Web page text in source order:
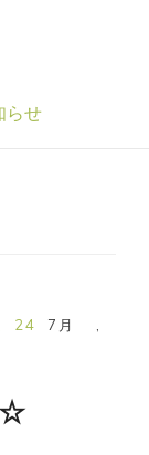
らせ
24 7月
,
☆